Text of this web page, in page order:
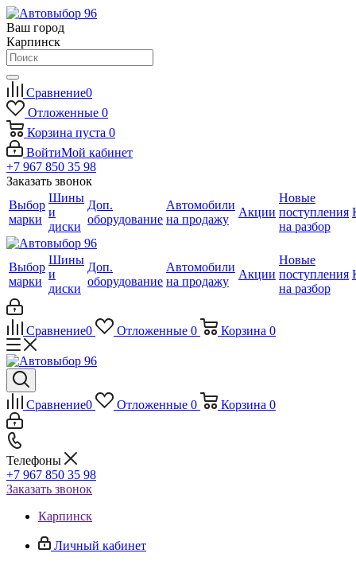
Ваш город
Карпинск
Сравнение0
Отложенные 0
Корзина пуста 0
ВойтиМой кабинет
+7 967 850 35 98
Заказать звонок
Выбор
марки
Шины
и
диски
Доп.
оборудование
Автомобили
на продажу
Акции
Новые
поступления
на разбор
Выбор
марки
Шины
и
диски
Доп.
оборудование
Автомобили
на продажу
Акции
Новые
поступления
на разбор
Сравнение0 Отложенные 0 Корзина 0
Сравнение0 Отложенные 0 Корзина 0
Телефоны
+7 967 850 35 98
Заказать звонок
Карпинск
Личный кабинет